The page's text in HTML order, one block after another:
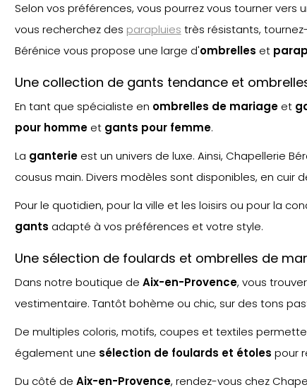
Selon vos préférences, vous pourrez vous tourner vers
vous recherchez des parapluies très résistants,
Bérénice vous propose une large d'ombrelles et
Une collection de gants tendance et
En tant que spécialiste en ombrelles de mariageet
pour hommeet gants pour femme.
La ganterieest un univers de luxe. Ainsi, Chapellerie
cousus main. Divers modèles sont disponibles, en cuir
Pour le quotidien, pour la ville et les loisirs ou pour la
gants adapté à vos préférences et votre style.
Une sélection de foulards et ombrelles de
Dans notre boutique de Aix-en-Provence, vous
vestimentaire. Tantôt bohème ou chic, sur des tons
De multiples coloris, motifs, coupes et textiles
également une sélection de foulards et étoles pour
Du côté de Aix-en-Provence, rendez-vous chez